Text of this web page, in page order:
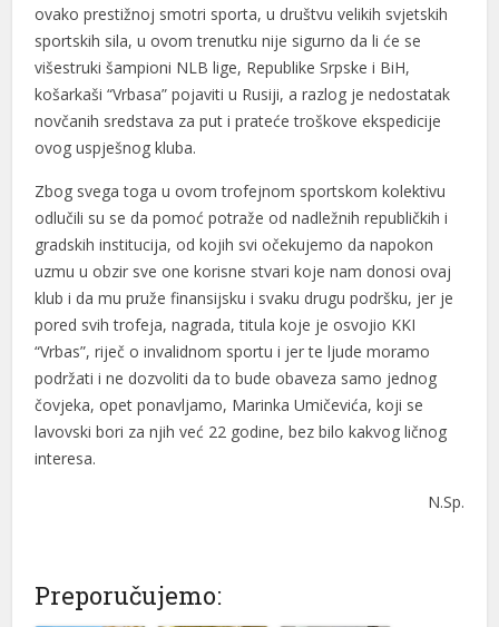
ovako prestižnoj smotri sporta, u društvu velikih svjetskih
sportskih sila, u ovom trenutku nije sigurno da li će se
višestruki šampioni NLB lige, Republike Srpske i BiH,
košarkaši “Vrbasa” pojaviti u Rusiji, a razlog je nedostatak
novčanih sredstava za put i prateće troškove ekspedicije
ovog uspješnog kluba.
Zbog svega toga u ovom trofejnom sportskom kolektivu
odlučili su se da pomoć potraže od nadležnih republičkih i
gradskih institucija, od kojih svi očekujemo da napokon
uzmu u obzir sve one korisne stvari koje nam donosi ovaj
klub i da mu pruže finansijsku i svaku drugu podršku, jer je
pored svih trofeja, nagrada, titula koje je osvojio KKI
“Vrbas”, riječ o invalidnom sportu i jer te ljude moramo
podržati i ne dozvoliti da to bude obaveza samo jednog
čovjeka, opet ponavljamo, Marinka Umičevića, koji se
lavovski bori za njih već 22 godine, bez bilo kakvog ličnog
interesa.
N.Sp.
Preporučujemo: